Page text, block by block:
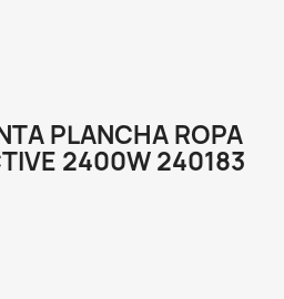
PLANCHA ROPA
2400W 240183